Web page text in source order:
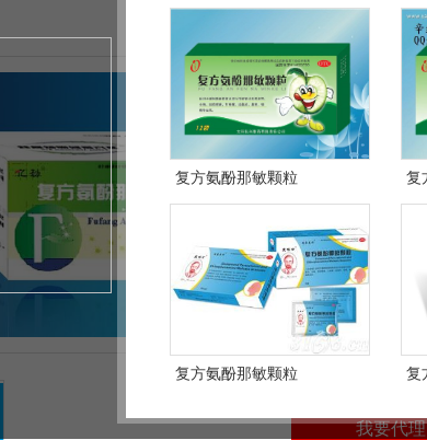
复方氨酚那敏颗粒 复
复方氨酚那敏颗粒 复
) 更新
品牌名称：
型号规格：复方
批准文号：
产品标签：
产品卖点：
国家医
机制 有培训 有广告
销售渠道：
联系时告知来自东方医
我要代理